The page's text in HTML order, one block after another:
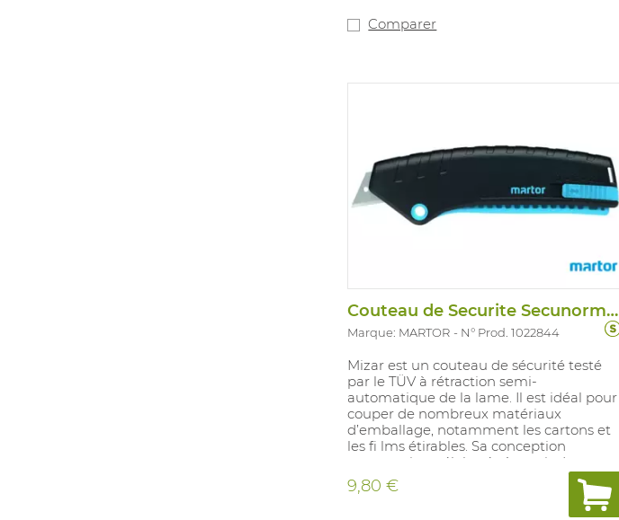
Comparer
Couteau de Securite Secunorm Mizar
Marque: MARTOR N° Prod. 1022844
Mizar est un couteau de sécurité testé
par le TÜV à rétraction semi-
automatique de la lame. Il est idéal pour
couper de nombreux matériaux
d’emballage, notamment les cartons et
les ﬁ lms étirables. Sa conception
ergonomique élaborée à partir de
composants plastiques de haute qualité
est un gage d’eﬁ lcacité et de sécurité.
Elle garantit une utilisation sans efforts
9,80 €